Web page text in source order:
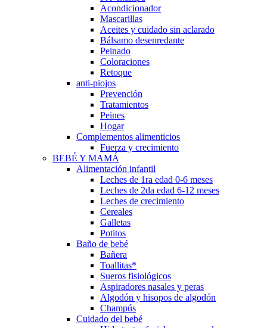
Acondicionador
Mascarillas
Aceites y cuidado sin aclarado
Bálsamo desenredante
Peinado
Coloraciones
Retoque
anti-piojos
Prevención
Tratamientos
Peines
Hogar
Complementos alimenticios
Fuerza y crecimiento
BEBÉ Y MAMÁ
Alimentación infantil
Leches de 1ra edad 0-6 meses
Leches de 2da edad 6-12 meses
Leches de crecimiento
Cereales
Galletas
Potitos
Baño de bebé
Bañera
Toallitas*
Sueros fisiológicos
Aspiradores nasales y peras
Algodón y hisopos de algodón
Champús
Cuidado del bebé